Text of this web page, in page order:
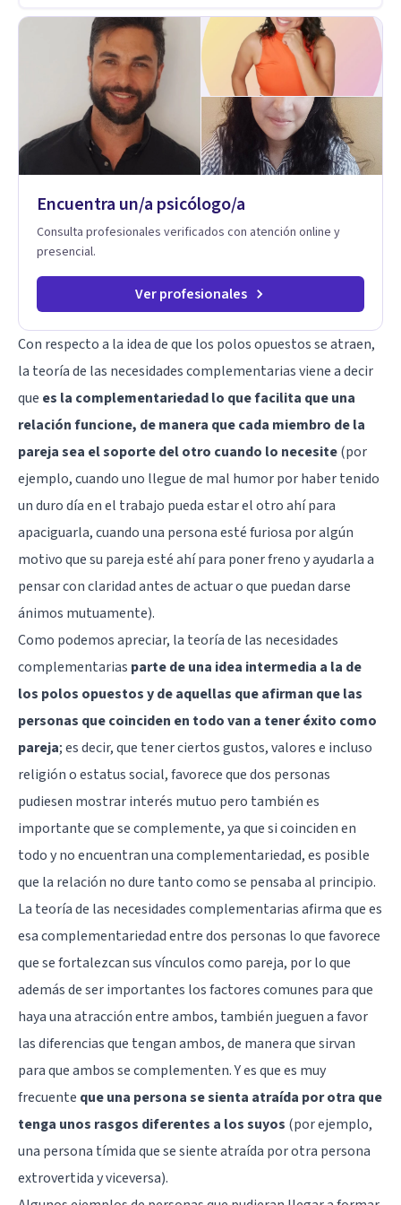
hermosa vida que hay, es mi placer y deleite ya que ser FELIZ
es derecho de toda la GENTE.
Encuentra un/a psicólogo/a
Consulta profesionales verificados con atención online y
presencial.
Ver profesionales
Con respecto a la idea de que los polos opuestos se atraen,
la teoría de las necesidades complementarias viene a decir
que es la complementariedad lo que facilita que una
relación funcione, de manera que cada miembro de la
pareja sea el soporte del otro cuando lo necesite(por
ejemplo, cuando uno llegue de mal humor por haber tenido
un duro día en el trabajo pueda estar el otro ahí para
apaciguarla, cuando una persona esté furiosa por algún
motivo que su pareja esté ahí para poner freno y ayudarla a
pensar con claridad antes de actuar o que puedan darse
ánimos mutuamente).
Como podemos apreciar, la teoría de las necesidades
complementarias parte de una idea intermedia a la de
los polos opuestos y de aquellas que afirman que las
personas que coinciden en todo van a tener éxito como
pareja; es decir, que tener ciertos gustos, valores e incluso
religión o estatus social, favorece que dos personas
pudiesen mostrar interés mutuo pero también es
importante que se complemente, ya que si coinciden en
todo y no encuentran una complementariedad, es posible
que la relación no dure tanto como se pensaba al principio.
La teoría de las necesidades complementarias afirma que es
esa complementariedad entre dos personas lo que favorece
que se fortalezcan sus vínculos como pareja, por lo que
además de ser importantes los factores comunes para que
haya una atracción entre ambos, también jueguen a favor
las diferencias que tengan ambos, de manera que sirvan
para que ambos se complementen. Y es que es muy
frecuente que una persona se sienta atraída por otra que
tenga unos rasgos diferentes a los suyos (por ejemplo,
una persona tímida que se siente atraída por otra persona
extrovertida y viceversa).